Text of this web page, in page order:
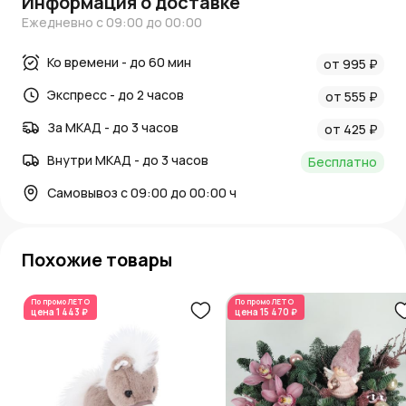
Ежедневно с 09:00 до 00:00
Ко времени - до 60 мин
от 995 ₽
Экспресс - до 2 часов
от 555 ₽
За МКАД - до 3 часов
от 425 ₽
Внутри МКАД - до 3 часов
Бесплатно
Самовывоз с 09:00 до 00:00 ч
Похожие товары
По промоЛЕТО
цена 1 443 ₽
По промоЛЕТО
цена 15 470 ₽